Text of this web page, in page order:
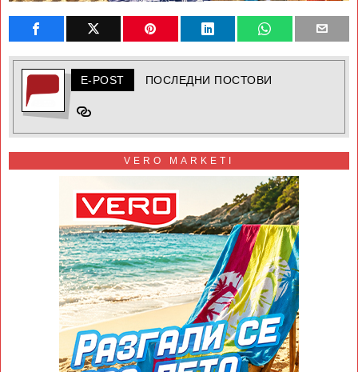
E-POST ПОСЛЕДНИ ПОСТОВИ
VERO MARKETI